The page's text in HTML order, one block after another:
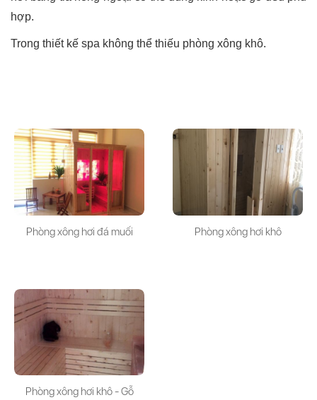
hợp.
Trong thiết kế spa không thể thiếu phòng xông khô.
Phòng xông hơi đá muối Phòng xông hơi khô
Phòng xông hơi khô - Gỗ